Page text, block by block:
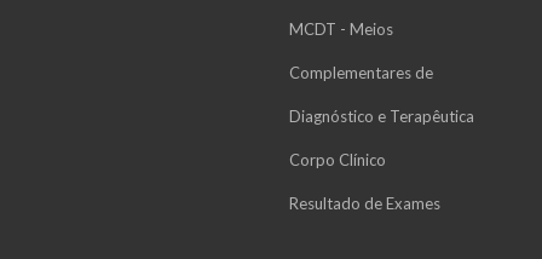
MCDT - Meios
Complementares de
Diagnóstico e Terapêutica
Corpo Clínico
Resultado de Exames